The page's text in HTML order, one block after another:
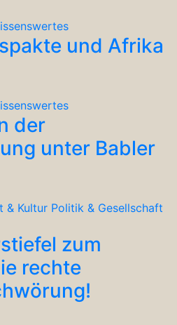
und Afrika
der
unter Babler
& Kultur Politik & Gesellschaft
zum
rechte